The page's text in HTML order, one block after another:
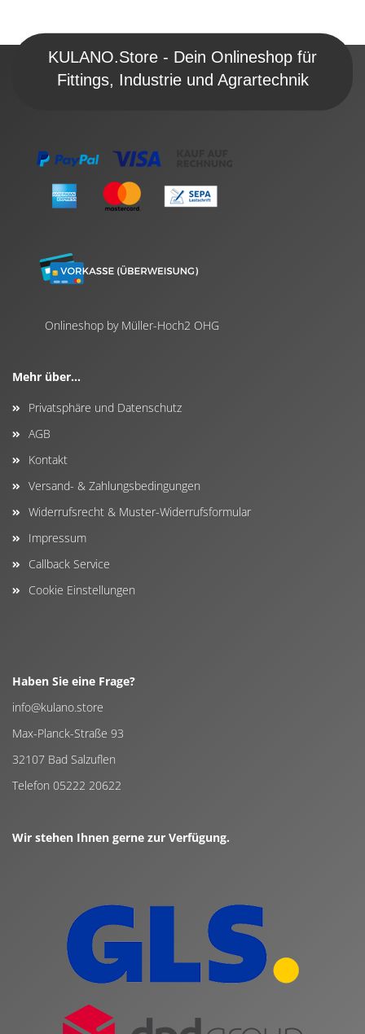
KULANO.Store - Dein Onlineshop für
Fittings, Industrie und Agrartechnik
Onlineshop by Müller-Hoch2 OHG
Mehr über...
Privatsphäre und Datenschutz
AGB
Kontakt
Versand- & Zahlungsbedingungen
Widerrufsrecht & Muster-Widerrufsformular
Impressum
Callback Service
Cookie Einstellungen
Haben Sie eine Frage?
info@kulano.store
Max-Planck-Straße 93
32107 Bad Salzuflen
Telefon 05222 20622
Wir stehen Ihnen gerne zur Verfügung.